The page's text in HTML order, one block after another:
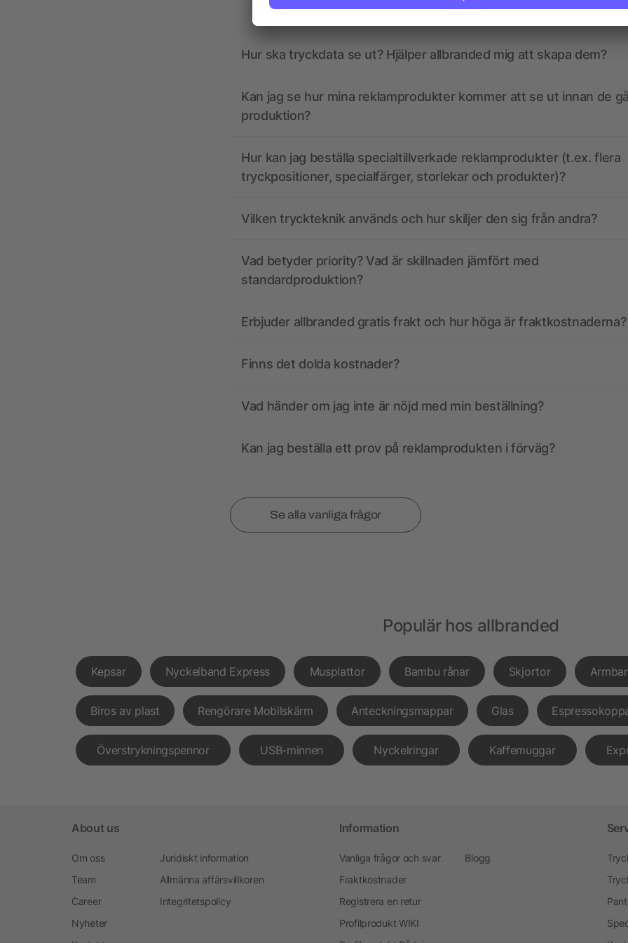
Hur ska tryckdata se ut? Hjälper allbranded mig att skapa dem?
Kan jag se hur mina reklamprodukter kommer att se ut innan de
produktion?
Hur kan jag beställa specialtillverkade reklamprodukter (t.ex. flera
tryckpositioner, specialfärger, storlekar och produkter)?
Vilken tryckteknik används och hur skiljer den sig från andra?
Vad betyder priority? Vad är skillnaden jämfört med
standardproduktion?
Erbjuder allbranded gratis frakt och hur höga är fraktkostnaderna?
Finns det dolda kostnader?
Vad händer om jag inte är nöjd med min beställning?
Kan jag beställa ett prov på reklamprodukten i förväg?
Se alla vanliga frågor
Populär hos allbranded
Kepsar Nyckelband Express Musplattor Bambu rånar Skjortor
Biros av plast Rengörare Mobilskärm Anteckningsmappar Glas
Överstrykningspennor USB-minnen Nyckelringar Kaffemuggar
About us
Om oss
Team
Career
Nyheter
Juridiskt information
Allmänna affärsvillkoren
Integritetspolicy
Information
Vanliga frågor och svar
Fraktkostnader
Registrera en retur
Profilprodukt WIKI
Blogg